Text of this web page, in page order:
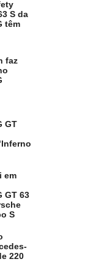
S da
têm
faz
GT
em
GT 63
S
220